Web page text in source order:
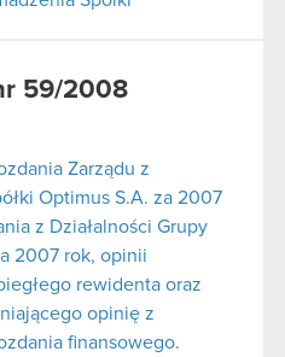
59/2008
Zarządu z
Optimus S.A. za 2007
z Działalności Grupy
2007 rok, opinii
rewidenta oraz
opinię z
finansowego.